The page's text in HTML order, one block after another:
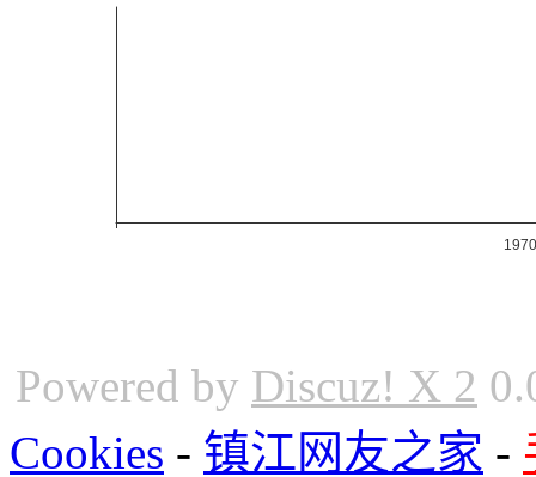
Powered by Discuz! X 2
Cookies - 镇江网友之家 -